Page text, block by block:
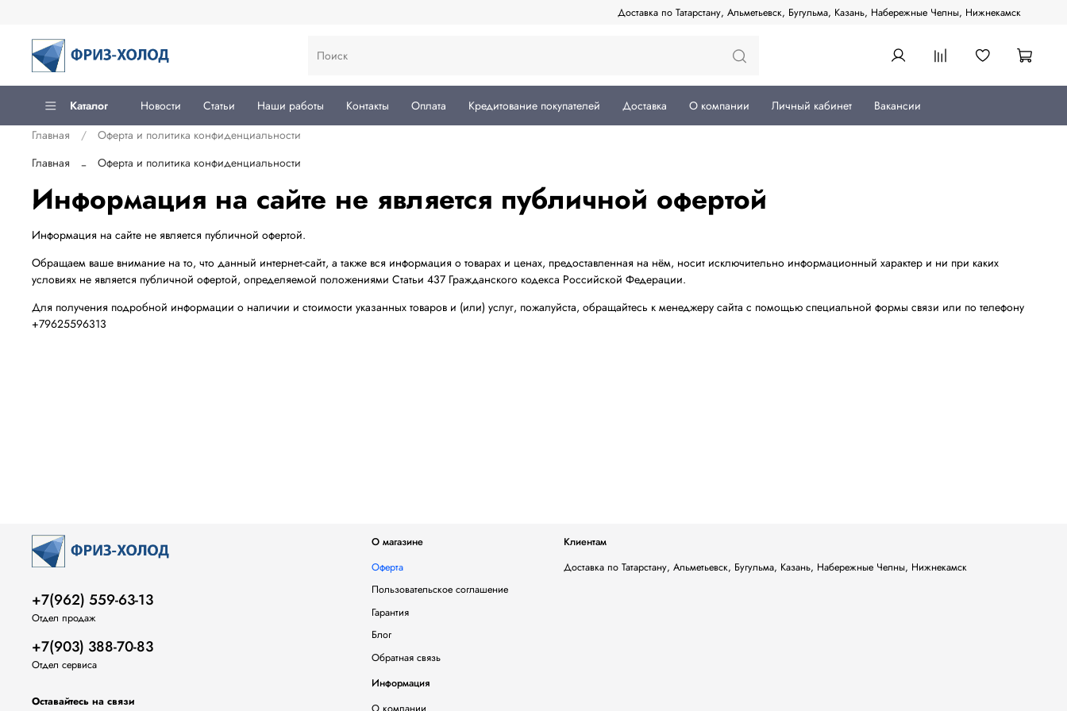
Доставка по Татарстану, Альметьевск, Бугульма, Казань, Набережные Челны, Нижнекамск
Каталог Новости Статьи Наши работы Контакты Оплата Кредитование покупателей Доставка О компании Личный кабинет
Вакансии
Главная
Оферта и политика конфиденциальности
Главная
Оферта и политика конфиденциальности
Информация на сайте не является публичной офертой
Информация на сайте не является публичной офертой.
Обращаем ваше внимание на то, что данный интернет-сайт, а также вся информация о товарах и ценах, предоставленная на нём, носит исключительно информационный характер и ни при каких
условиях не является публичной офертой, определяемой положениями Статьи 437 Гражданского кодекса Российской Федерации.
Для получения подробной информации о наличии и стоимости указанных товаров и (или) услуг, пожалуйста, обращайтесь к менеджеру сайта с помощью специальной формы связи или по телефону
+79625596313
О магазине
Оферта
Пользовательское соглашение
Гарантия
Блог
Обратная связь
Клиентам
Доставка по Татарстану, Альметьевск, Бугульма, Казань, Набережные Челны, Нижнекамск
Информация
+7(962) 559-63-13
Отдел продаж
+7(903) 388-70-83
Отдел сервиса
Оставайтесь на связи